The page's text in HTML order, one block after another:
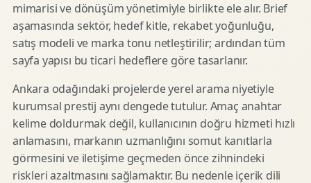
mimarisi ve dönüşüm yönetimiyle birlikte ele alır. Brief
aşamasında sektör, hedef kitle, rekabet yoğunluğu,
satış modeli ve marka tonu netleştirilir; ardından tüm
sayfa yapısı bu ticari hedeflere göre tasarlanır.
Ankara odağındaki projelerde yerel arama niyetiyle
kurumsal prestij aynı dengede tutulur. Amaç anahtar
kelime doldurmak değil, kullanıcının doğru hizmeti hızlı
anlamasını, markanın uzmanlığını somut kanıtlarla
görmesini ve iletişime geçmeden önce zihnindeki
riskleri azaltmasını sağlamaktır. Bu nedenle içerik dili